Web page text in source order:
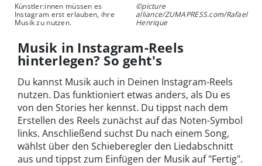
Künstler:innen müssen es
Instagram erst erlauben, ihre
Musik zu nutzen.
©picture
alliance/ZUMAPRESS.com/Rafael
Henrique
Musik in Instagram-Reels
hinterlegen? So geht's
Du kannst Musik auch in Deinen Instagram-Reels
nutzen. Das funktioniert etwas anders, als Du es
von den Stories her kennst. Du tippst nach dem
Erstellen des Reels zunächst auf das Noten-Symbol
links. Anschließend suchst Du nach einem Song,
wählst über den Schieberegler den Liedabschnitt
aus und tippst zum Einfügen der Musik auf "Fertig".